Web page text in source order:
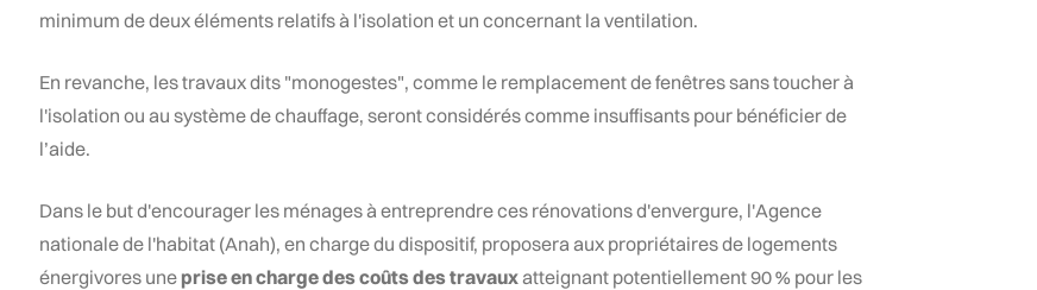
minimum de deux éléments relatifs à l'isolation et un concernant la ventilation.
En revanche, les travaux dits "monogestes", comme le remplacement de fenêtres sans toucher à
l'isolation ou au système de chauffage, seront considérés comme insuffisants pour bénéficier de
l’aide.
Dans le but d'encourager les ménages à entreprendre ces rénovations d'envergure, l'Agence
nationale de l'habitat (Anah), en charge du dispositif, proposera aux propriétaires de logements
énergivores uneprise en charge des coûts des travauxatteignant potentiellement 90 % pour les